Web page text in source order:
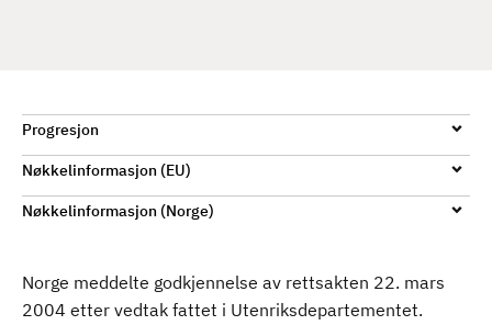
Progresjon
Nøkkelinformasjon (EU)
Nøkkelinformasjon (Norge)
Norge meddelte godkjennelse av rettsakten 22. mars
2004 etter vedtak fattet i Utenriksdepartementet.